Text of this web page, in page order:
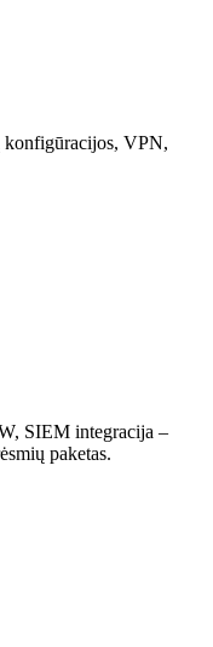
konfigūracijos, VPN,
SIEM integracija –
paketas.